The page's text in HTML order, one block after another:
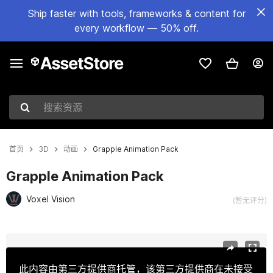
Ship faster with tools, frameworks & content for
every workflow — 50% off.
搜索资源
首页 3D 动画 Grapple Animation Pack
Grapple Animation Pack
Voxel Vision (暂无评分)
此内容由第三方提供商托管，该第三方提供商在未接受